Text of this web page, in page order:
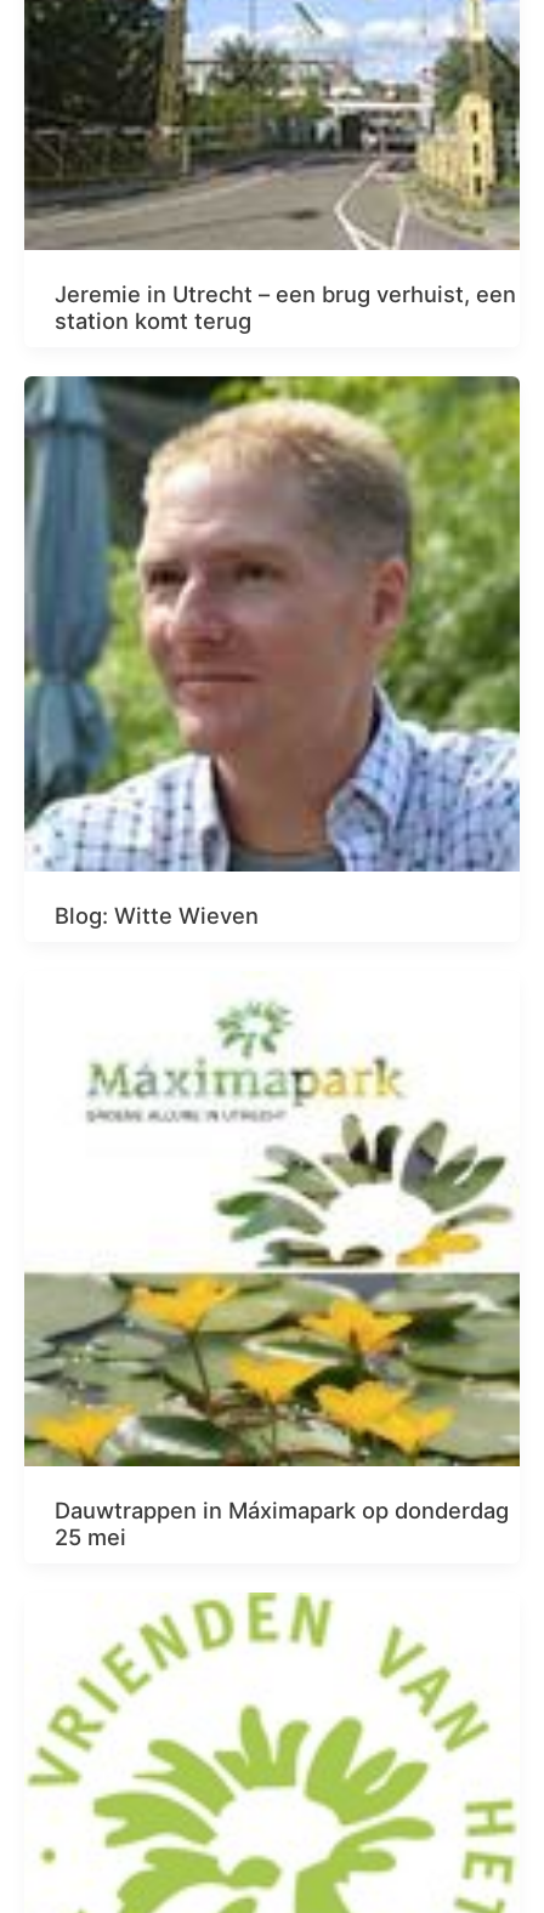
Jeremie in Utrecht – een brug verhuist, een
station komt terug
Blog: Witte Wieven
Dauwtrappen in Máximapark op donderdag
25 mei